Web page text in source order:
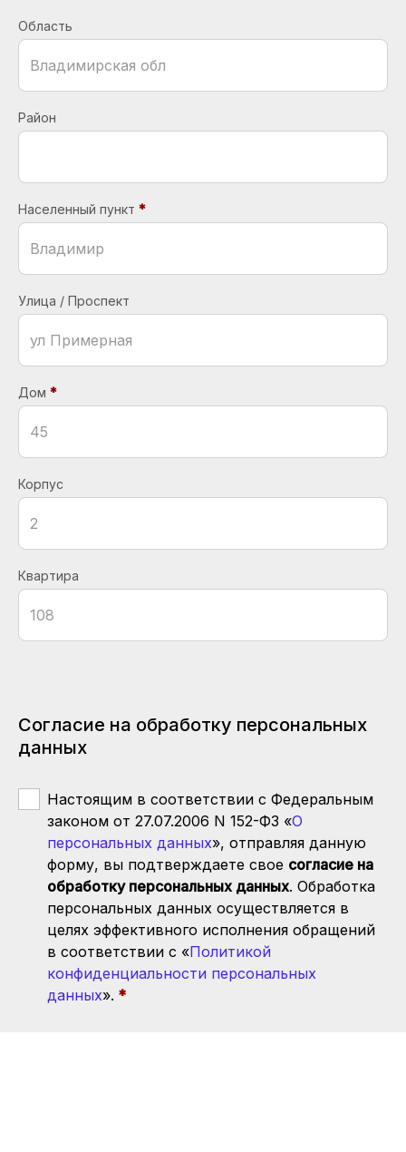
Область
Район
Населенный пункт
Улица / Проспект
Дом
Корпус
Квартира
Согласие на обработку персональных
данных
Настоящим в соответствии с Федеральным
законом от 27.07.2006 N 152-ФЗ «О
персональных данных», отправляя данную
форму, вы подтверждаете свое согласие на
обработку персональных данных. Обработка
персональных данных осуществляется в
целях эффективного исполнения обращений
в соответствии с «Политикой
конфиденциальности персональных
данных».